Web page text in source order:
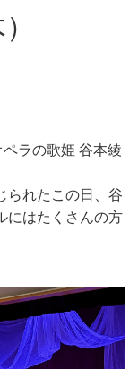
ラの歌姫 谷本綾
られたこの日、谷
にはたくさんの方